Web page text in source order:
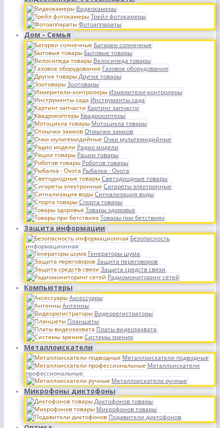
Видеокамеры
Трейл фотокамеры
Фотоаппараты
Дом - Семья
Батареи солнечные
Бытовые товары
Велосипеда товары
Газовое оборудование
Другие товары
Зоотовары
Измерители-контролеры
Инструменты сада
Картинг запчасти
Квадрокоптеры
Мотоцикла товары
Отмычки замков
Очки мультемидийные
Радио модели
Рации товары
Роботов товары
Рыбалка - Охота
Светодиодные товары
Сигареты электронные
Сигнализация воды
Спорта товары
Товары здоровья
Товары при бетствиях
Защита информации
Безопасность
информационная
Генераторы шума
Защита переговоров
Защита средств связи
Радиомониторинг сетей
Компьютеры
Аксессуары
Антенны
Видеорегистраторы
Планшеты
Платы видеозахвата
Системы зрения
Металлоискатели
Металлоискатели подводные
Металлоискатели
профессиональные
Металлоискатели ручные
Микрофоны диктофоны
Диктофонов товары
Микрофонов товары
Подавители диктофонов